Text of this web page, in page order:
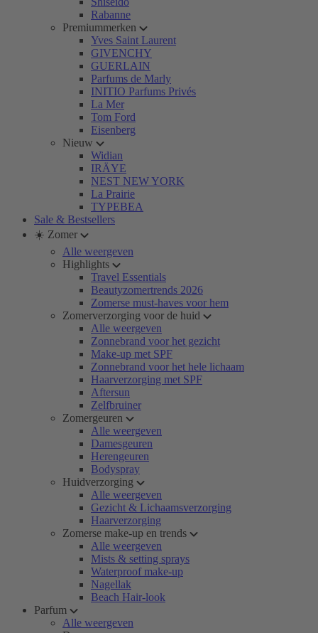
Rabanne
Premiummerken
Yves Saint Laurent
GIVENCHY
GUERLAIN
Parfums de Marly
INITIO Parfums Privés
La Mer
Tom Ford
Eisenberg
Nieuw
Widian
IRÄYE
NEST NEW YORK
La Prairie
TYPEBEA
Sale & Bestsellers
☀️ Zomer
Alle weergeven
Highlights
Travel Essentials
Beautyzomertrends 2026
Zomerse must-haves voor hem
Zomerverzorging voor de huid
Alle weergeven
Zonnebrand voor het gezicht
Make-up met SPF
Zonnebrand voor het hele lichaam
Haarverzorging met SPF
Aftersun
Zelfbruiner
Zomergeuren
Alle weergeven
Damesgeuren
Herengeuren
Bodyspray
Huidverzorging
Alle weergeven
Gezicht & Lichaamsverzorging
Haarverzorging
Zomerse make-up en trends
Alle weergeven
Mists & setting sprays
Waterproof make-up
Nagellak
Beach Hair-look
Parfum
Alle weergeven